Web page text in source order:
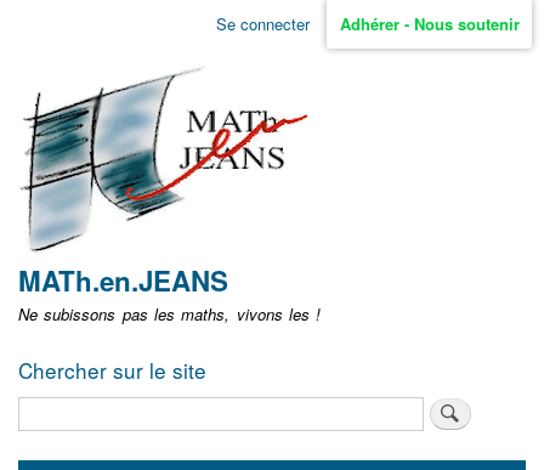
Aller
non
identifié
Se connecter Adhérer - Nous soutenir
MATh.en.JEANS
Ne subissons pas les maths, vivons les !
Chercher sur le site